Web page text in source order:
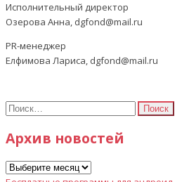
Исполнительный директор
Озерова Анна, dgfond@mail.ru
PR-менеджер
Елфимова Лариса, dgfond@mail.ru
Найти:
Архив новостей
Архив